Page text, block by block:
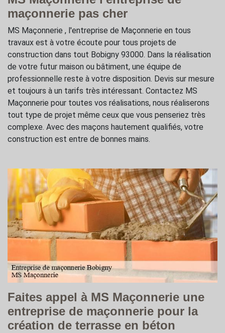
maçonnerie pas cher
MS Maçonnerie , l'entreprise de Maçonnerie en tous
travaux est à votre écoute pour tous projets de
construction dans tout Bobigny 93000. Dans la réalisation
de votre futur maison ou bâtiment, une équipe de
professionnelle reste à votre disposition. Devis sur mesure
et toujours à un tarifs très intéressant. Contactez MS
Maçonnerie pour toutes vos réalisations, nous réaliserons
tout type de projet même ceux que vous penseriez très
complexe. Avec des maçons hautement qualifiés, votre
construction est entre de bonnes mains.
Faites appel à MS Maçonnerie une
entreprise de maçonnerie pour la
création de terrasse en béton